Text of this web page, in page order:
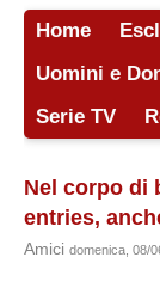
Home
Uomini e
Serie TV
Nel corpo di
entries,
Amici domenica, 08/